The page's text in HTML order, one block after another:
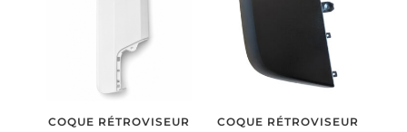
COQUE RÉTROVISEUR
COQUE RÉTROVISEUR